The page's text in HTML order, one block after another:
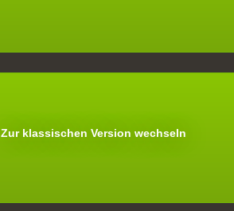
Zur klassischen Version wechseln